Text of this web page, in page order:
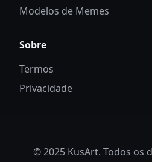
Modelos de Memes
Sobre
Termos
Privacidade
© 2025 KusArt. Todos os